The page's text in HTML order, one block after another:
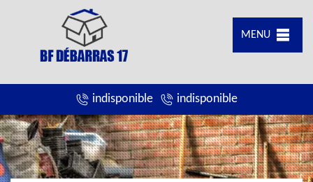
MENU
indisponible indisponible